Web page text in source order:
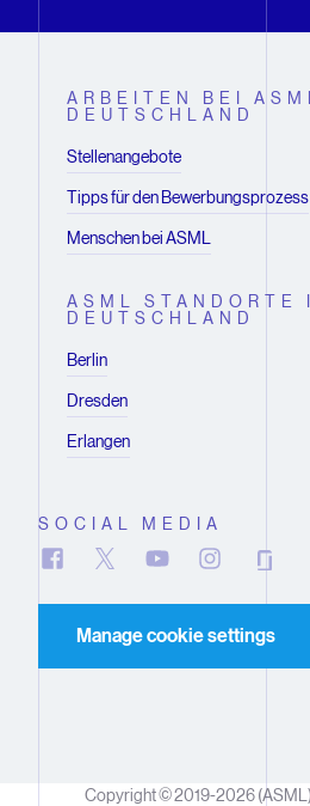
ARBEITEN BEI
DEUTSCHLAND
Stellenangebote
Tipps für den Bewerbungsprozess
Menschen bei ASML
ASML STANDORTE
DEUTSCHLAND
Berlin
Dresden
Erlangen
SOCIAL MEDIA
Manage cookie settings
Copyright © 2019-2026 (ASML)